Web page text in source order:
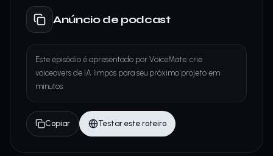
Anúncio de podcast
Este episódio é apresentado por VoiceMate: crie
voiceovers de IA limpos para seu próximo projeto em
minutos.
Copiar Testar este roteiro